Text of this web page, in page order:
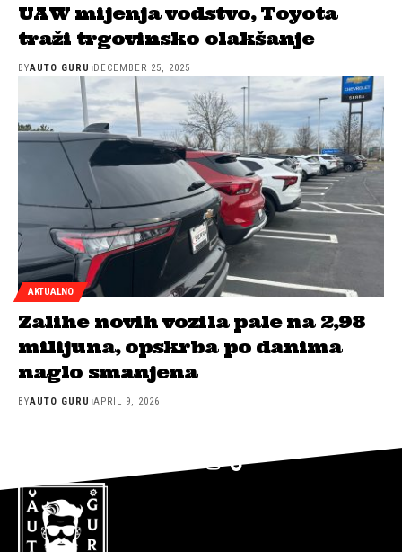
UAW mijenja vodstvo, Toyota
traži trgovinsko olakšanje
BYAUTO GURU DECEMBER 25, 2025
AKTUALNO
Zalihe novih vozila pale na 2,98
milijuna, opskrba po danima
naglo smanjena
BYAUTO GURU APRIL 9, 2026